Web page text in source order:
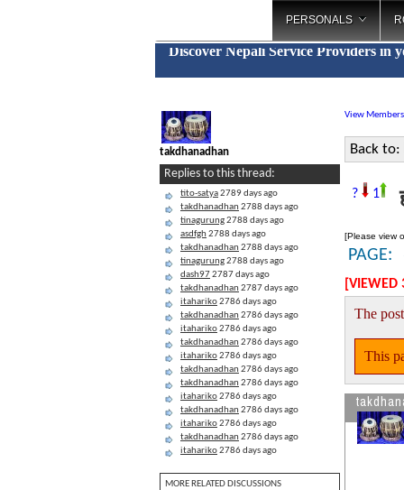
PERSONALS
Discover Nepali Service Providers in
takdhanadhan
Replies to this thread:
tito-satya2789 days ago
takdhanadhan 2788 days ago
tinagurung2788 days ago
asdfgh 2788 days ago
takdhanadhan 2788 days ago
tinagurung2788 days ago
dash972787 days ago
takdhanadhan 2787 days ago
itahariko2786 days ago
takdhanadhan 2786 days ago
itahariko2786 days ago
takdhanadhan 2786 days ago
itahariko2786 days ago
takdhanadhan 2786 days ago
takdhanadhan 2786 days ago
itahariko2786 days ago
takdhanadhan 2786 days ago
itahariko2786 days ago
takdhanadhan 2786 days ago
itahariko2786 days ago
MORE RELATED DISCUSSIONS
View Members
Back to:
? 1
[Please view
PAGE:
[VIEWED
The
This